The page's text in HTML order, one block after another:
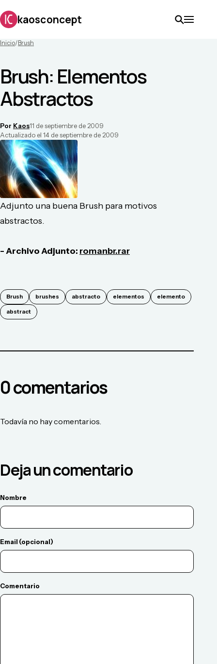
kaosconcept
Inicio/ Brush
Brush: Elementos
Abstractos
Por Kaos11 de septiembre de 2009
Actualizado el 14 de septiembre de 2009
Adjunto una buena Brush para motivos
abstractos.
- Archivo Adjunto: romanbr.rar
Brush brushes abstracto elementos elemento
abstract
0comentarios
Todavía no hay comentarios.
Deja un comentario
Nombre
Email (opcional)
Comentario